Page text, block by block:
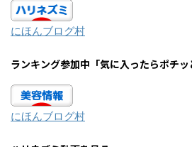
にほんブログ村
ランキング参加中「気に入ったらポチッ
にほんブログ村